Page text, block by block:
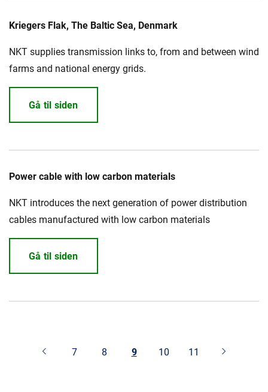
Kriegers Flak, The Baltic Sea, Denmark
NKT supplies transmission links to, from and between wind
farms and national energy grids.
Gå til siden
Power cable with low carbon materials
NKT introduces the next generation of power distribution
cables manufactured with low carbon materials
Gå til siden
7 8 9 10 11